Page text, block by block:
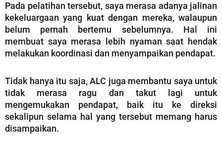
Pada pelatihan tersebut, saya merasa adanya jalinan
kekeluargaan yang kuat dengan mereka, walaupun
belum pernah bertemu sebelumnya. Hal ini
membuat saya merasa lebih nyaman saat hendak
melakukan koordinasi dan menyampaikan pendapat.
Tidak hanya itu saja, ALC juga membantu saya untuk
tidak merasa ragu dan takut lagi untuk
mengemukakan pendapat, baik itu ke direksi
sekalipun selama hal yang tersebut memang harus
disampaikan.